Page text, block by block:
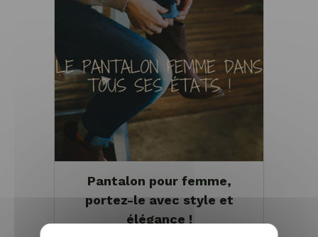
Pantalon pour femme,
portez-le avec style et
élégance !